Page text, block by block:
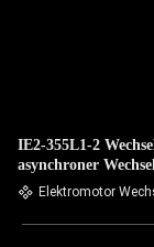
IE2-355L1-2
asynchroner
Elektromotor